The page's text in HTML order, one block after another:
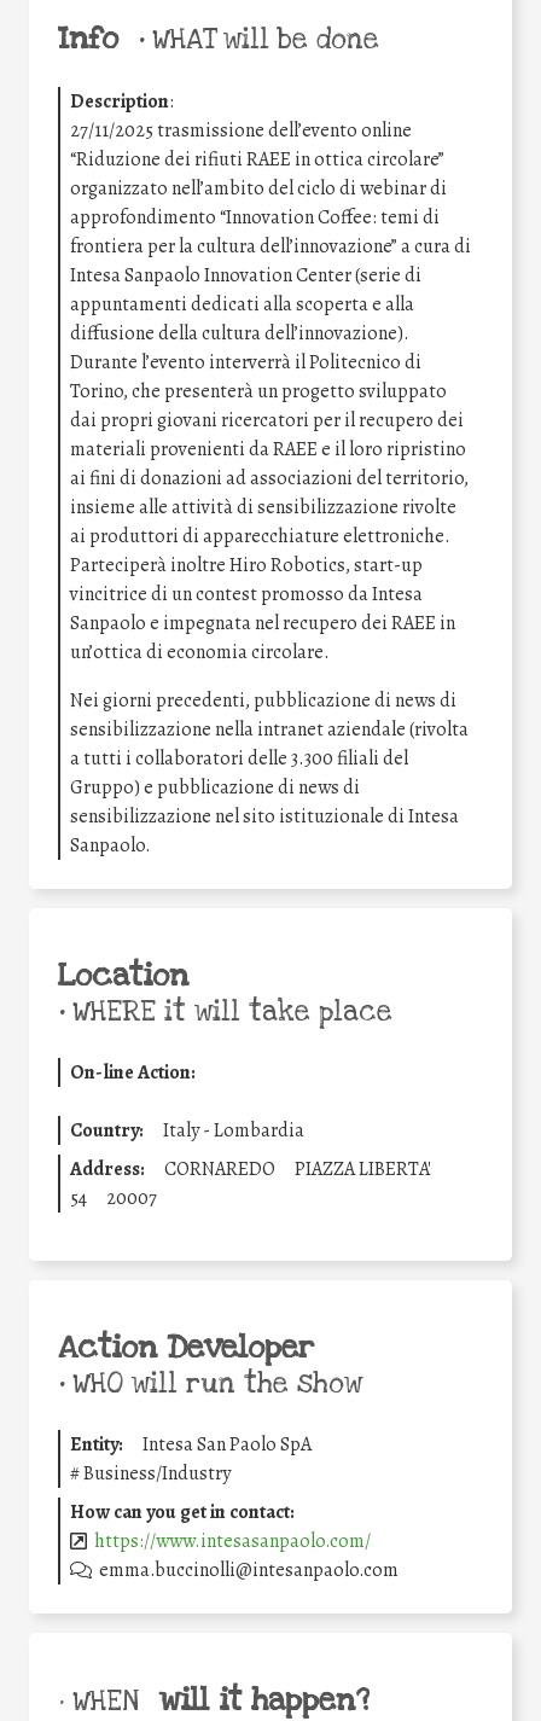
Info •WHAT will be done
Description:
27/11/2025 trasmissione dell’evento online
“Riduzione dei rifiuti RAEE in ottica circolare”
organizzato nell’ambito del ciclo di webinar di
approfondimento “Innovation Coffee: temi di
frontiera per la cultura dell’innovazione” a cura di
Intesa Sanpaolo Innovation Center (serie di
appuntamenti dedicati alla scoperta e alla
diffusione della cultura dell’innovazione).
Durante l’evento interverrà il Politecnico di
Torino, che presenterà un progetto sviluppato
dai propri giovani ricercatori per il recupero dei
materiali provenienti da RAEE e il loro ripristino
ai fini di donazioni ad associazioni del territorio,
insieme alle attività di sensibilizzazione rivolte
ai produttori di apparecchiature elettroniche.
Parteciperà inoltre Hiro Robotics, start-up
vincitrice di un contest promosso da Intesa
Sanpaolo e impegnata nel recupero dei RAEE in
un’ottica di economia circolare.
Nei giorni precedenti, pubblicazione di news di
sensibilizzazione nella intranet aziendale (rivolta
a tutti i collaboratori delle 3.300 filiali del
Gruppo) e pubblicazione di news di
sensibilizzazione nel sito istituzionale di Intesa
Sanpaolo.
Location
•WHERE it will take place
On-line Action:
Country:
Italy - Lombardia
Address:
CORNAREDO
PIAZZA LIBERTA'
54
20007
Action Developer
•WHO will run the show
Entity:
Intesa San Paolo SpA
#Business/Industry
How can you get in contact:
https://www.intesasanpaolo.com/
emma.buccinolli@intesanpaolo.com
• WHEN will it happen?